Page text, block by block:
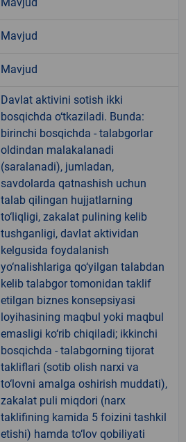
Mavjud
Mavjud
Davlat aktivini sotish ikki
bosqichda o‘tkaziladi. Bunda:
birinchi bosqichda - talabgorlar
oldindan malakalanadi
(saralanadi), jumladan,
savdolarda qatnashish uchun
talab qilingan hujjatlarning
to‘liqligi, zakalat pulining kelib
tushganligi, davlat aktividan
kelgusida foydalanish
yo‘nalishlariga qo‘yilgan talabdan
kelib talabgor tomonidan taklif
etilgan biznes konsepsiyasi
loyihasining maqbul yoki maqbul
emasligi ko‘rib chiqiladi; ikkinchi
bosqichda - talabgorning tijorat
takliflari (sotib olish narxi va
to‘lovni amalga oshirish muddati),
zakalat puli miqdori (narx
taklifining kamida 5 foizini tashkil
etishi) hamda to‘lov qobiliyati